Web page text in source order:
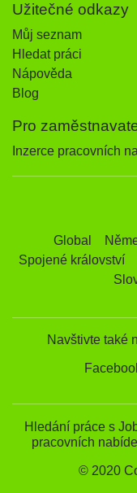
Užitečné odkazy
Můj seznam
Hledat práci
Nápověda
Blog
Pro
Inzerce pracovních
Global
Spojené království
Navštivte také
Hledání práce s
pracovních
© 2020